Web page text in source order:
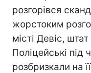
розгорівся
жорстоким
місті Девіс,
Поліцейські під
розбризкали на